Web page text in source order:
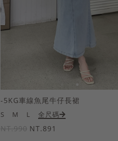
-5KG車線魚尾牛仔長裙
S M L 全尺碼
NT.990 NT.891